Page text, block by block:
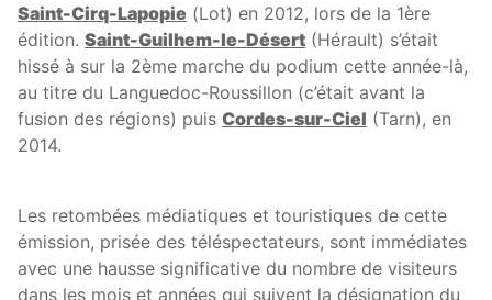
Saint-Cirq-Lapopie (Lot) en 2012, lors de la 1ère
édition. Saint-Guilhem-le-Désert (Hérault) s’était
hissé à sur la 2ème marche du podium cette année-là,
au titre du Languedoc-Roussillon (c’était avant la
fusion des régions) puis Cordes-sur-Ciel (Tarn), en
2014.
Les retombées médiatiques et touristiques de cette
émission, prisée des téléspectateurs, sont immédiates
avec une hausse significative du nombre de visiteurs
dans les mois et années qui suivent la désignation du